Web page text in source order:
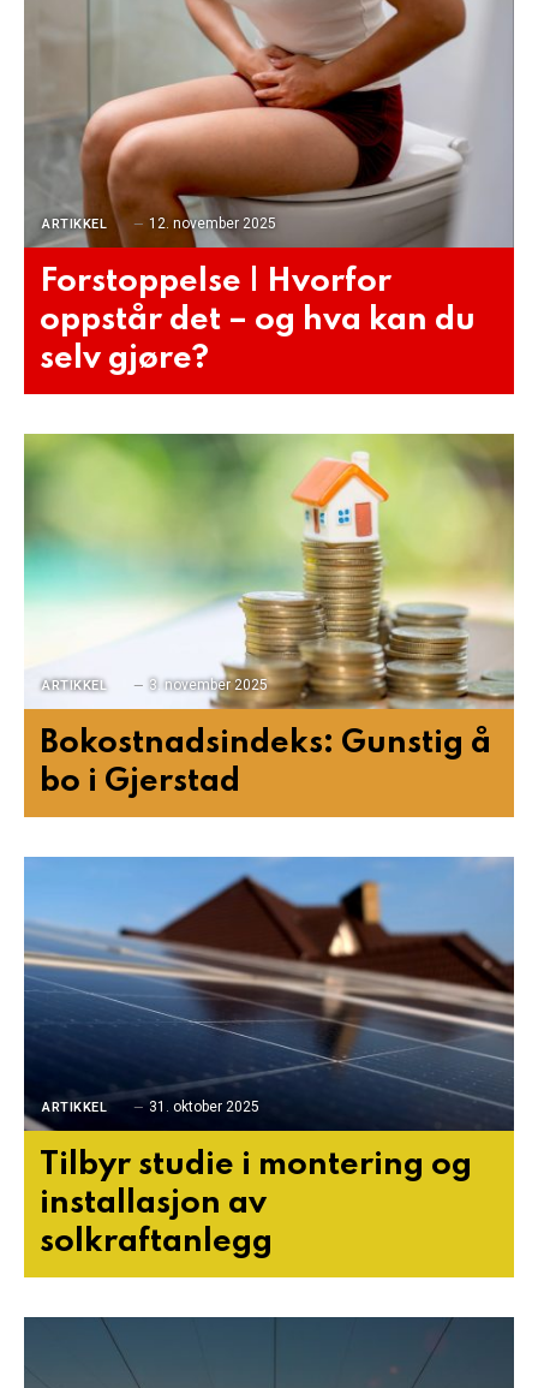
ARTIKKEL 12. november 2025
Forstoppelse | Hvorfor
oppstår det – og hva kan du
selv gjøre?
ARTIKKEL 3. november 2025
Bokostnadsindeks: Gunstig å
bo i Gjerstad
ARTIKKEL 31. oktober 2025
Tilbyr studie i montering og
installasjon av
solkraftanlegg